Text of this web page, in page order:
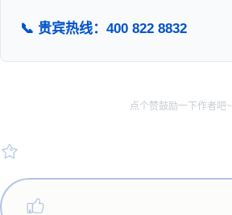
📞 贵宾热线：400 822 8832
点个赞鼓励一下作者吧~